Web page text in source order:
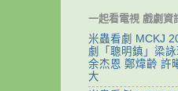
一起看電視 戲劇資
米蟲看劇 MCKJ
劇「聰明鎮」梁
余杰恩 鄭煒齡 許
大